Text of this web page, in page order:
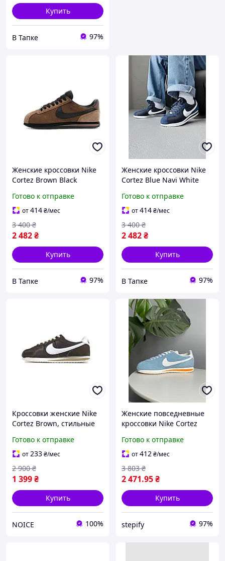
Купить
В Тапке 97%
Женские кроссовки Nike
Cortez Brown Black
стильные замшевые кеды
Y15098
Готово к отправке
от414₴/мес
2 482₴
3 400 ₴
Купить
В Тапке 97%
Женские кроссовки Nike
Cortez Blue Navi White
замша на низком ходу
Y15115
Готово к отправке
от414₴/мес
2 482₴
3 400 ₴
Купить
В Тапке 97%
Кроссовки женские Nike
Cortez Brown, стильные
города Найк Кортез
Нейлон кросы
Готово к отправке
от233₴/мес
1 399₴
2 900 ₴
Купить
NOICE 100%
Женские повседневные
кроссовки Nike Cortez
(синие) модные
демисезонные кроссы
1626 Найк
Готово к отправке
от412₴/мес
2 471.95₴
3 803 ₴
Купить
stepify 97%